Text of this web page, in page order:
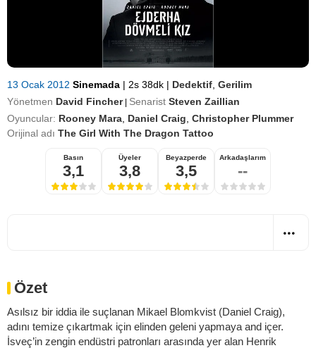
13 Ocak 2012 Sinemada | 2s 38dk | Dedektif Gerilim
Yönetmen David Fincher Senarist Steven Zaillian
Oyuncular: Rooney Mara Daniel Craig Christopher Plummer
Orijinal adı The Girl With The Dragon Tattoo
Basın
3,1
Üyeler
3,8
Beyazperde
3,5
Arkadaşlarım
--
Özet
Asılsız bir iddia ile suçlanan Mikael Blomkvist (Daniel Craig),
adını temize çıkartmak için elinden geleni yapmaya and içer.
İsveç’in zengin endüstri patronları arasında yer alan Henrik